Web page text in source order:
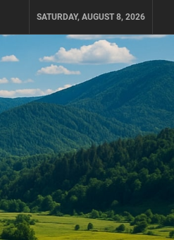
SATURDAY, AUGUST 8, 2026